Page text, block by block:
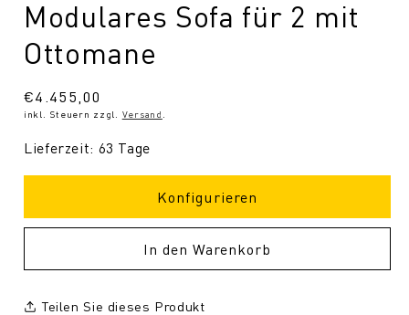
Modulares Sofa für 2 mit
Ottomane
Normaler
Preis
€4.455,00
inkl. Steuern zzgl. Versand
Lieferzeit: 63 Tage
Konfigurieren
In den Warenkorb
Teilen Sie dieses Produkt